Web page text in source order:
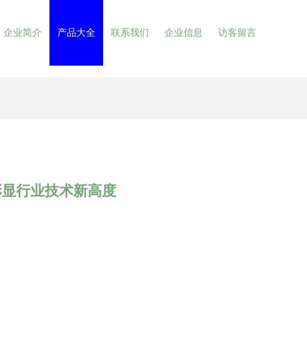
企业简介 产品大全 联系我们 企业信息 访客留言
行业技术新高度